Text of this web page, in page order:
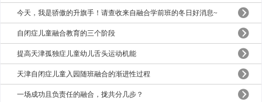
今天，我是骄傲的升旗手！请查收来自融合学前班的冬日好消息~
自闭症儿童融合教育的三个阶段
提高天津孤独症儿童幼儿舌头运动机能
天津自闭症儿童入园随班融合的渐进性过程
一场成功且负责任的融合，拢共分几步？